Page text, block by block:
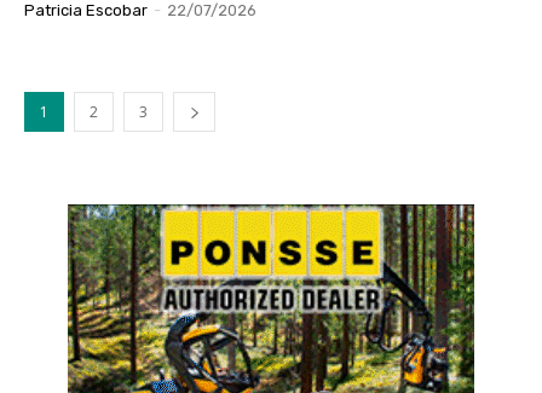
Patricia Escobar - 22/07/2026
1 2 3